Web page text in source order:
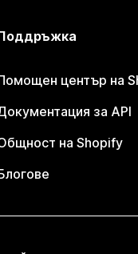
център на
за API
на Shopify